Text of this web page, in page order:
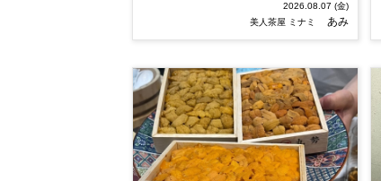
2026.08.07 (金)
美人茶屋 ミナミ
あみ